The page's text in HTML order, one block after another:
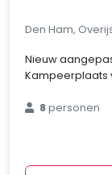
Den Ham,
Nieuw
Kampeerplaats
8personen